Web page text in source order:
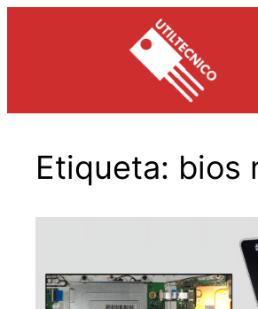
Etiqueta: bios